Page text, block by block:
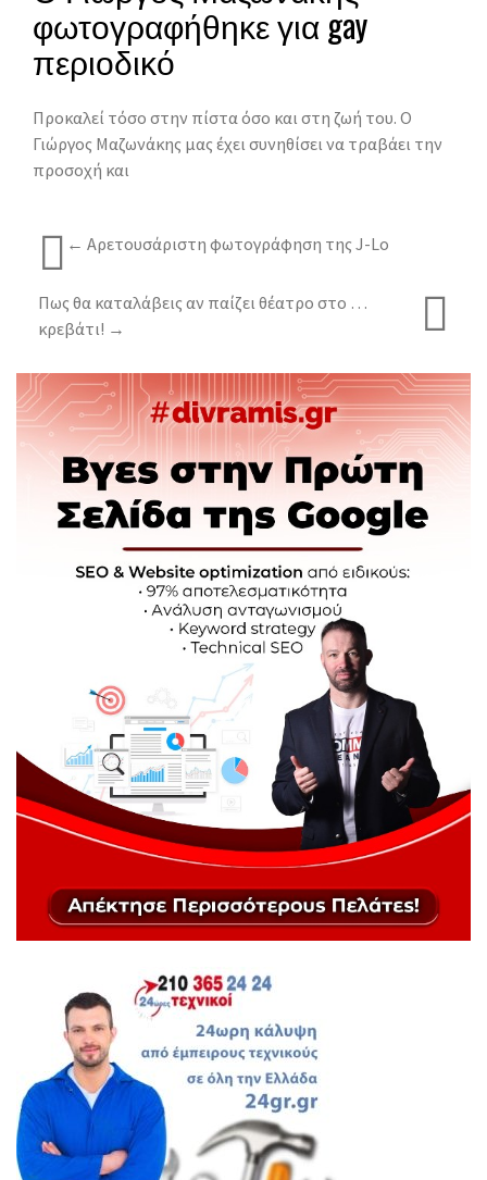
φωτογραφήθηκε για gay
περιοδικό
Προκαλεί τόσο στην πίστα όσο και στη ζωή του. Ο
Γιώργος Μαζωνάκης μας έχει συνηθίσει να τραβάει την
προσοχή και
← Aρετουσάριστη φωτογράφηση της J-Lo
Πως θα καταλάβεις αν παίζει θέατρο στο …
κρεβάτι! →